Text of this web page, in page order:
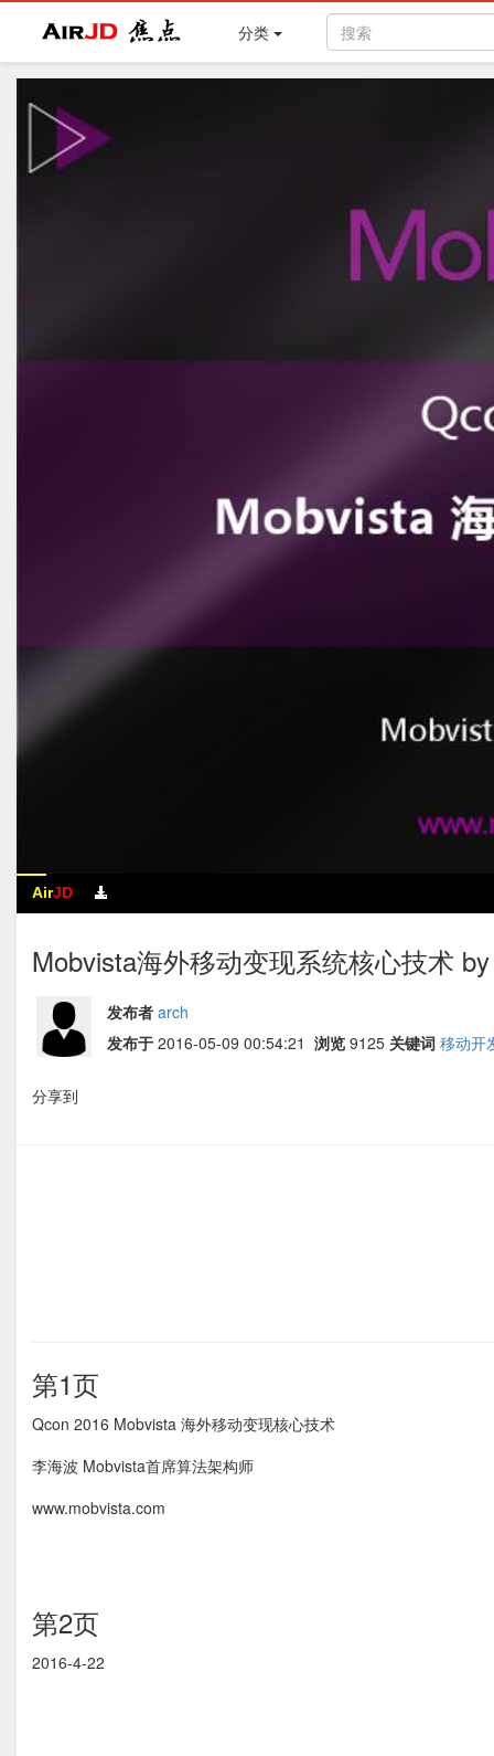
Air焦点 分类
AirJD
Mobvista海外移动变现系统核心技术
发布者 arch
发布于 2016-05-09 00:54:21 浏览 9125 关键词 移动开
分享到
第1页
Qcon 2016 Mobvista 海外移动变现核心技术
李海波 Mobvista首席算法架构师
www.mobvista.com
第2页
2016-4-22